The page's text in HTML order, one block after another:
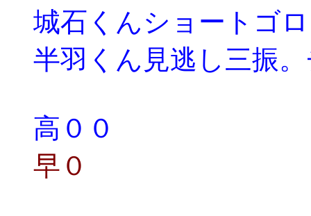
城石くんショートゴ
半羽くん見逃し三振
高００
早０